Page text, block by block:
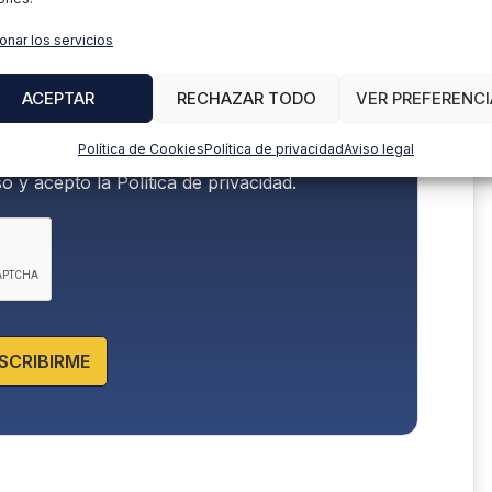
los servicios
ACEPTAR RECHAZAR TODO VER
Política de CookiesPolítica de privacidadAviso legal
y acepto laPolítica de privacidad.